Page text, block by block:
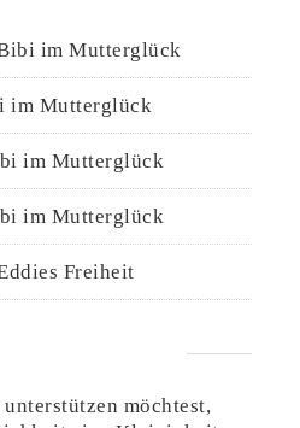
im Mutterglück
im Mutterglück
im Mutterglück
im Mutterglück
Freiheit
möchtest,